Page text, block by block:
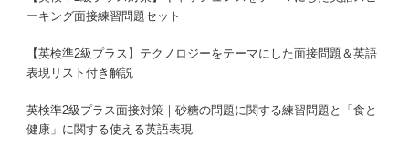
ーキング面接練習問題セット
【英検準2級プラス】テクノロジーをテーマにした面接問題＆英語
表現リスト付き解説
英検準2級プラス面接対策｜砂糖の問題に関する練習問題と「食と
健康」に関する使える英語表現